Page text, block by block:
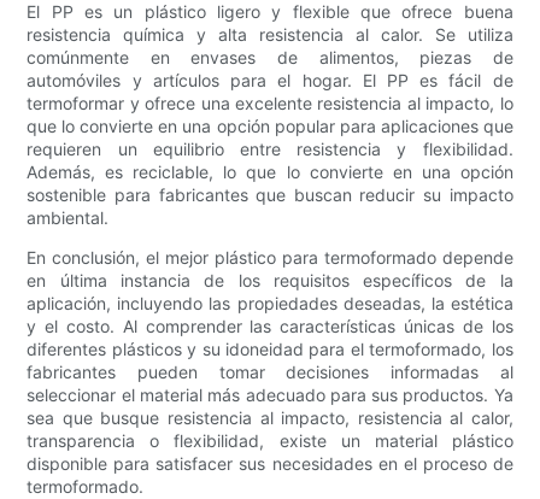
El PP es un plástico ligero y flexible que ofrece buena
resistencia química y alta resistencia al calor. Se utiliza
comúnmente en envases de alimentos, piezas de
automóviles y artículos para el hogar. El PP es fácil de
termoformar y ofrece una excelente resistencia al impacto, lo
que lo convierte en una opción popular para aplicaciones que
requieren un equilibrio entre resistencia y flexibilidad.
Además, es reciclable, lo que lo convierte en una opción
sostenible para fabricantes que buscan reducir su impacto
ambiental.
En conclusión, el mejor plástico para termoformado depende
en última instancia de los requisitos específicos de la
aplicación, incluyendo las propiedades deseadas, la estética
y el costo. Al comprender las características únicas de los
diferentes plásticos y su idoneidad para el termoformado, los
fabricantes pueden tomar decisiones informadas al
seleccionar el material más adecuado para sus productos. Ya
sea que busque resistencia al impacto, resistencia al calor,
transparencia o flexibilidad, existe un material plástico
disponible para satisfacer sus necesidades en el proceso de
termoformado.